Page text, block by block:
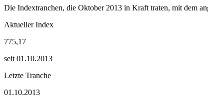
Die Indextranchen, die Oktober 2013 in Kraft traten, mit dem
Aktueller Index
775,17
seit 01.10.2013
Letzte Tranche
01.10.2013